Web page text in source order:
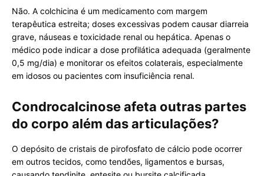
Não. A colchicina é um medicamento com margem
terapêutica estreita; doses excessivas podem causar diarreia
grave, náuseas e toxicidade renal ou hepática. Apenas o
médico pode indicar a dose profilática adequada (geralmente
0,5 mg/dia) e monitorar os efeitos colaterais, especialmente
em idosos ou pacientes com insuficiência renal.
Condrocalcinose afeta outras partes
do corpo além das articulações?
O depósito de cristais de pirofosfato de cálcio pode ocorrer
em outros tecidos, como tendões, ligamentos e bursas,